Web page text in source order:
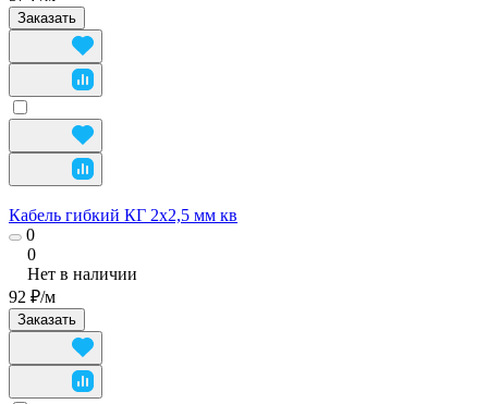
Заказать
Кабель гибкий КГ 2х2,5 мм кв
0
0
Нет в наличии
92 ₽/м
Заказать